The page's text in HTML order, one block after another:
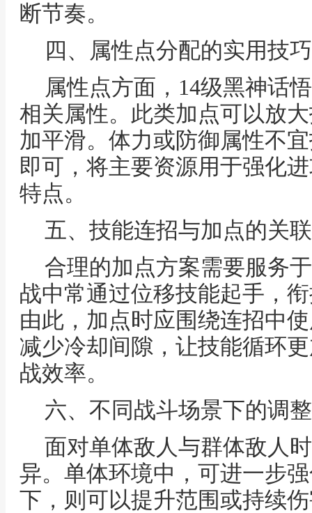
断节奏。
四、属性点分配的实用技巧
属性点方面，14级黑神话
相关属性。此类加点可以放
加平滑。体力或防御属性不
即可，将主要资源用于强化
特点。
五、技能连招与加点的关联
合理的加点方案需要服务
战中常通过位移技能起手，
由此，加点时应围绕连招中
减少冷却间隙，让技能循环
战效率。
六、不同战斗场景下的调
面对单体敌人与群体敌人
异。单体环境中，可进一步
下，则可以提升范围或持续